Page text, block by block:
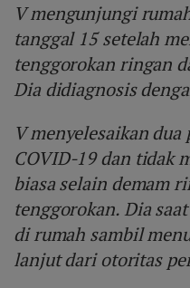
V mengunjungi
tanggal 15 setelah
tenggorokan ringan
Dia didiagnosis
V menyelesaikan
COVID-19 dan tidak
biasa selain demam
tenggorokan. Dia
di rumah sambil
lanjut dari otoritas